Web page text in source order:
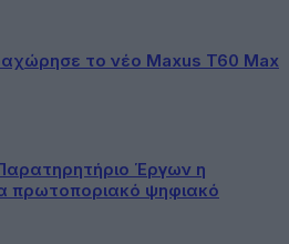
το νέο Maxus T60 Max
Έργων η
πρωτοποριακό ψηφιακό